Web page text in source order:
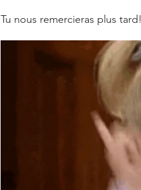
Tu nous remercieras plus tard!